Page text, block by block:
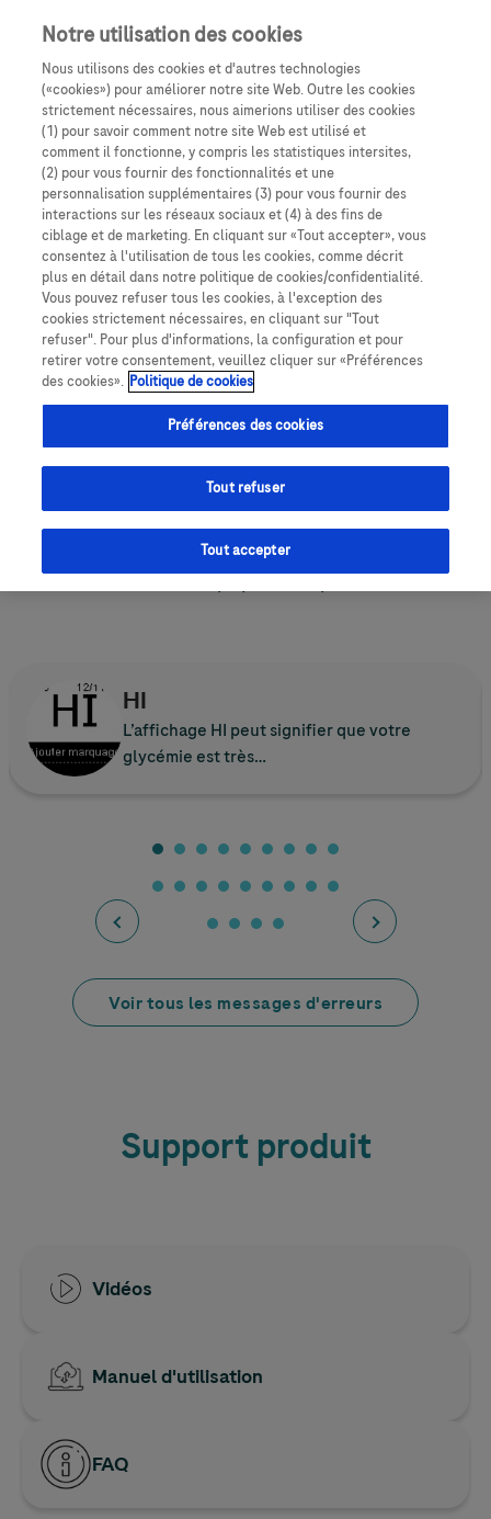
passer la navigation
Fil d'Ariane
Accu-ChekMobile
Accu-Chek® Mobile
Codes d'erreurs Trop clair E-6
Placez-vous à l’ombre ou faites de l’ombre à votre
lecteur, avec votre corps par exemple.
HI
L’affichage HI peut signifier que votre
glycémie est très…
Voir tous les messages d'erreurs
Support produit
Vidéos
Manuel d'utilisation
FAQ
Notre utilisation des cookies
Nous utilisons des cookies et d'autres technologies
(«cookies») pour améliorer notre site Web. Outre les cookies
strictement nécessaires, nous aimerions utiliser des cookies
(1) pour savoir comment notre site Web est utilisé et
comment il fonctionne, y compris les statistiques intersites,
(2) pour vous fournir des fonctionnalités et une
personnalisation supplémentaires (3) pour vous fournir des
interactions sur les réseaux sociaux et (4) à des fins de
ciblage et de marketing. En cliquant sur «Tout accepter», vous
consentez à l'utilisation de tous les cookies, comme décrit
plus en détail dans notre politique de cookies/confidentialité.
Vous pouvez refuser tous les cookies, à l'exception des
cookies strictement nécessaires, en cliquant sur "Tout
refuser". Pour plus d'informations, la configuration et pour
retirer votre consentement, veuillez cliquer sur «Préférences
des cookies». Politique de cookies
Préférences des cookies
Tout refuser
Tout accepter